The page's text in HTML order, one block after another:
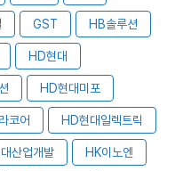
GST HB솔루션
HD현대
HD현대미포
코어 HD현대일렉트릭
산업개발 HK이노엔